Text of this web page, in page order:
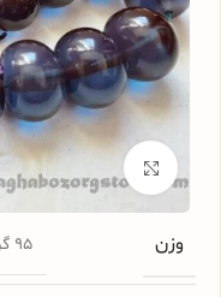
برای بزرگنمایی
وزن 95 گرم